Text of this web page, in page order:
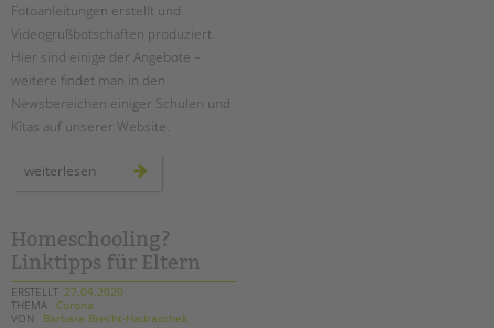
Bereiche im Überblick
Kinder- und Jugendschutz
Unsere Videos
Gesellschafter VdK
schoolcoach BTL
Stellenangebote
tandem als Arbeitgeberin
NEWS/BLOG
Fotoanleitungen erstellt und
Videogrußbotschaften produziert.
Hier sind einige der Angebote –
weitere findet man in den
Newsbereichen einiger Schulen und
Kitas auf unserer Website.
weiterlesen
bleiben
auch
online!
Homeschooling?
Linktipps für Eltern
ERSTELLT 27.04.2020
THEMA Corona
VON
Barbara Brecht-Hadraschek